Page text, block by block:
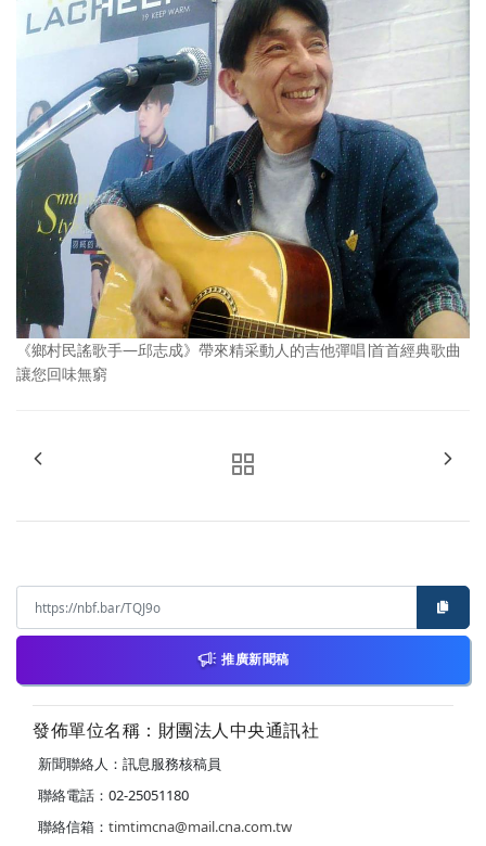
《鄉村民謠歌手—邱志成》帶來精采動人的吉他彈唱∣首首經典歌曲
讓您回味無窮
推廣新聞稿
發佈單位名稱：財團法人中央通訊社
新聞聯絡人：訊息服務核稿員
聯絡電話：02-25051180
聯絡信箱： timtimcna@mail.cna.com.tw